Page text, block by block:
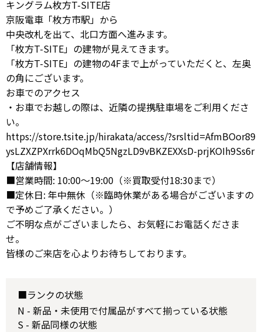
キングラム枚方T-SITE店
京阪電車「枚方市駅」から
中央改札を出て、北口方面へ進みます。
「枚方T-SITE」の建物が見えてきます。
「枚方T-SITE」の建物の4Fまで上がっていただくと、左奥
の角にございます。
お車でのアクセス
・お車でお越しの際は、近隣の提携駐車場をご利用くださ
い。
https://store.tsite.jp/hirakata/access/?srsltid=AfmBOor89
ysLZXZPXrrk6DOqMbQ5NgzLD9vBKZEXXsD-prjKOIh9Ss6r
【店舗情報】
■営業時間: 10:00～19:00（※買取受付18:30まで）
■定休日: 年中無休（※臨時休業がある場合がございますの
で予めご了承ください。）
ご不明な点がございましたら、お気軽にお電話くださま
せ。
皆様のご来店を心よりお待ちしております。
■ランクの状態
N - 新品・未使用で付属品がすべて揃っている状態
S - 新品同様の状態